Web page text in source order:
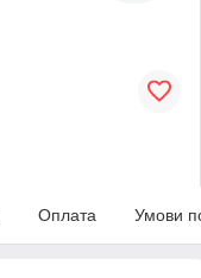
Оплата Умови